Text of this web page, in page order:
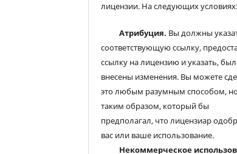
лицензии. На следующих условиях:
Атрибуция. Вы должны
соответствующую ссылку,
ссылку на лицензию и указать,
внесены изменения. Вы можете
это любым разумным способом,
таким образом, который бы
предполагал, что лицензиар
вас или ваше использование.
Некоммерческое